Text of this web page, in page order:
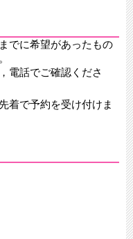
でに希望があったもの
電話でご確認くださ
着で予約を受け付けま